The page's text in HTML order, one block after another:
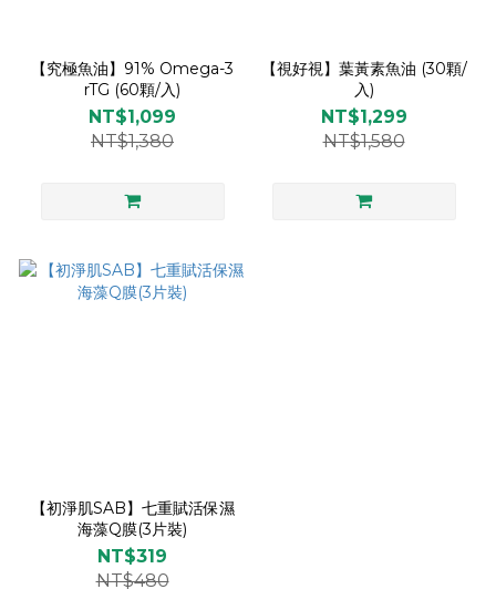
【究極魚油】91% Omega-3
rTG (60顆/入)
NT$1,099
NT$1,380
【視好視】葉黃素魚油 (30顆/
入)
NT$1,299
NT$1,580
【初淨肌SAB】七重賦活保濕
海藻Q膜(3片裝)
NT$319
NT$480